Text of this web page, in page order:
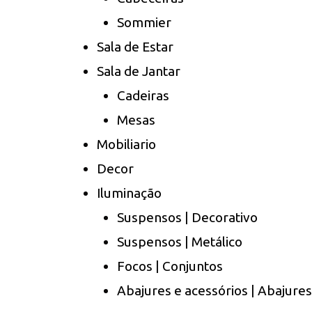
Sommier
Sala de Estar
Sala de Jantar
Cadeiras
Mesas
Mobiliario
Decor
Iluminação
Suspensos | Decorativo
Suspensos | Metálico
Focos | Conjuntos
Abajures e acessórios | Abajures